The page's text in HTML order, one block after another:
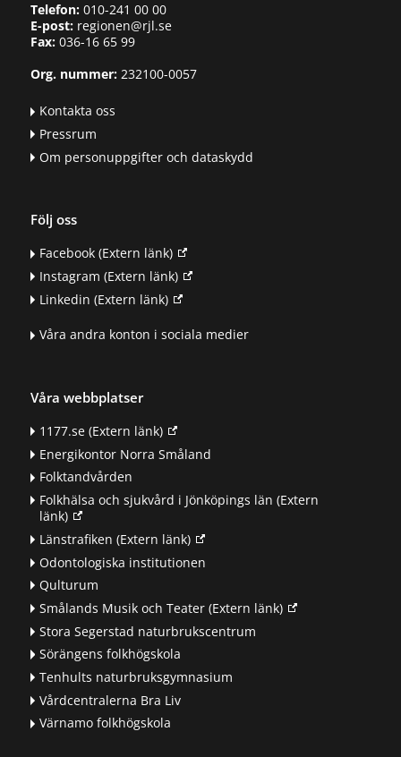
Telefon:010-241 00 00
E-post:regionen@rjl.se
Fax: 036-16 65 99
Org. nummer:232100-0057
Kontakta oss
Pressrum
Om personuppgifter och dataskydd
Följ oss
Facebook(Extern länk)
Instagram (Extern länk)
Linkedin (Extern länk)
Våra andra konton i sociala medier
Våra webbplatser
1177.se(Extern länk)
Energikontor Norra Småland
Folktandvården
Folkhälsa och sjukvård i Jönköpings län (Extern
länk)
Länstrafiken (Extern länk)
Odontologiska institutionen
Qulturum
Smålands Musik och Teater(Extern länk)
Stora Segerstad naturbrukscentrum
Sörängens folkhögskola
Tenhults naturbruksgymnasium
Vårdcentralerna Bra Liv
Värnamo folkhögskola